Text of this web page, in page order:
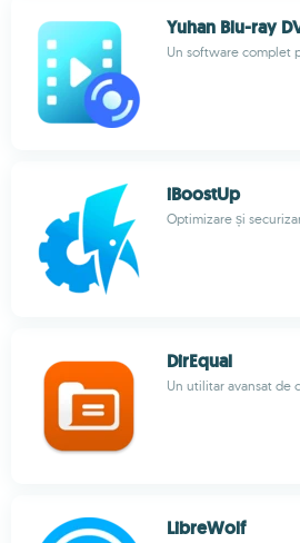
Yuhan Blu-ray
Un software complet
iBoostUp
Optimizare și
DirEqual
Un utilitar avansat de
LibreWolf